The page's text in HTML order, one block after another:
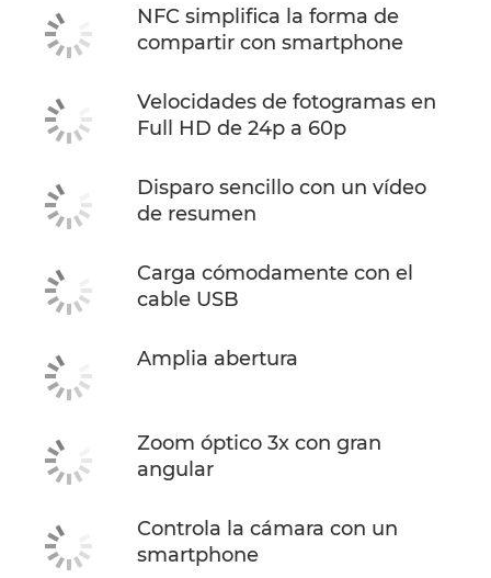
NFC simplifica la forma de
compartir con smartphone
Velocidades de fotogramas en
Full HD de 24p a 60p
Disparo sencillo con un vídeo
de resumen
Carga cómodamente con el
cable USB
Amplia abertura
Zoom óptico 3x con gran
angular
Controla la cámara con un
smartphone